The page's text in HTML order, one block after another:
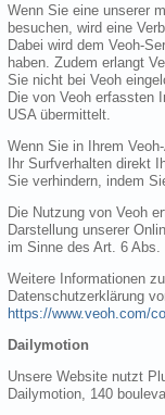
Wenn Sie eine unserer
besuchen, wird eine
Dabei wird dem Veoh-
haben. Zudem erlangt
Sie nicht bei Veoh
Die von Veoh erfassten
USA übermittelt.
Wenn Sie in Ihrem
Ihr Surfverhalten direkt
Sie verhindern, indem
Die Nutzung von Veoh
Darstellung unserer
im Sinne des Art. 6 Abs.
Weitere Informationen
Datenschutzerklärung
https://www.veoh.com/
Dailymotion
Unsere Website nutzt
Dailymotion, 140